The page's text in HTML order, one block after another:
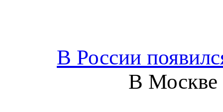
В России
В Москве